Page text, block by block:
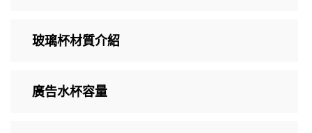
玻璃杯材質介紹
廣告水杯容量